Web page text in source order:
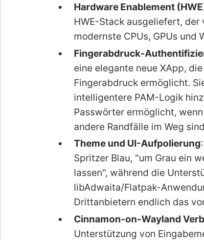
Hardware Enablement
HWE-Stack ausgeliefert,
modernste CPUs, GPUs
Fingerabdruck-
eine elegante neue XApp,
Fingerabdruck ermöglicht.
intelligentere PAM-Logik
Passwörter ermöglicht,
andere Randfälle im Weg
Theme und UI-Aufpolierung
Spritzer Blau, "um Grau ein
lassen", während die
libAdwaita/Flatpak-
Drittanbietern endlich das
Cinnamon-on-Wayland
Unterstützung von